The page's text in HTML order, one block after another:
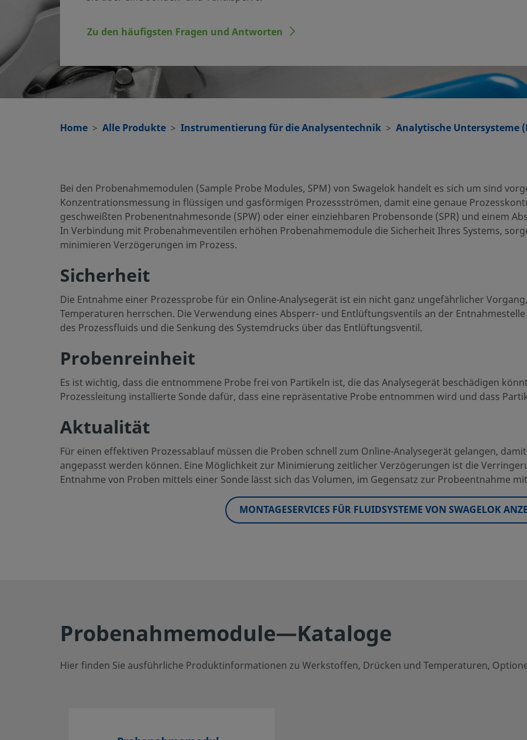
Zu den häufigsten Fragen und Antworten
Home Alle Produkte Instrumentierung für die Analysentechnik Analytische Untersysteme
Bei den Probenahmemodulen (Sample Probe Modules, SPM) von Swagelok handelt es sich um sind
Konzentrationsmessung in flüssigen und gasförmigen Prozessströmen, damit eine genaue
geschweißten Probenentnahmesonde (SPW) oder einer einziehbaren Probensonde (SPR) und einem
In Verbindung mit Probenahmeventilen erhöhen Probenahmemodule die Sicherheit Ihres Systems,
minimieren Verzögerungen im Prozess.
Sicherheit
Die Entnahme einer Prozessprobe für ein Online-Analysegerät ist ein nicht ganz ungefährlicher
Temperaturen herrschen. Die Verwendung eines Absperr- und Entlüftungsventils an der
des Prozessfluids und die Senkung des Systemdrucks über das Entlüftungsventil.
Probenreinheit
Es ist wichtig, dass die entnommene Probe frei von Partikeln ist, die das Analysegerät beschädigen
Prozessleitung installierte Sonde dafür, dass eine repräsentative Probe entnommen wird und dass
Aktualität
Für einen effektiven Prozessablauf müssen die Proben schnell zum Online-Analysegerät gelangen,
angepasst werden können. Eine Möglichkeit zur Minimierung zeitlicher Verzögerungen ist die
Entnahme von Proben mittels einer Sonde lässt sich das Volumen, im Gegensatz zur Probeentnahme
MONTAGESERVICES FÜR FLUIDSYSTEME VON SWAGELOK
Probenahmemodule—Kataloge
Hier finden Sie ausführliche Produktinformationen zu Werkstoffen, Drücken und Temperaturen,